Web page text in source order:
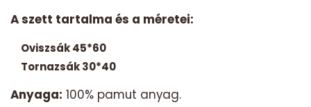
A szett tartalma és a méretei:
Oviszsák 45*60
Tornazsák 30*40
Anyaga: 100% pamut anyag.